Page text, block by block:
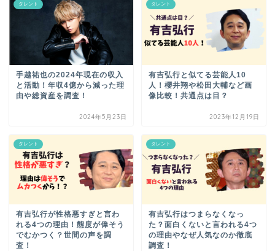
タレント
手越祐也の2024年現在の収入
と活動！年収4億から減った理
由や総資産を調査！
2024年5月23日
タレント
有吉弘行と似てる芸能人10
人！櫻井翔や松田大輔など画
像比較！共通点は目？
2023年12月19日
タレント
有吉弘行が性格悪すぎと言わ
れる4つの理由！態度が偉そう
でむかつく？世間の声を調
査！
タレント
有吉弘行はつまらなくなっ
た？面白くないと言われる4つ
の理由やなぜ人気なのか徹底
調査！